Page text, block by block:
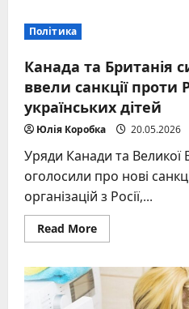
Ярослава
Притула
та
її
шлях
від
тіні
яскравого
світла
Політика
Канада та Британія
ввели санкції проти
українських дітей
Юлія Коробка 20.05.2026
Уряди Канади та Великої
оголосили про нові
організацій з Росії,...
Read MoreRead
more
та
Британія
синхронно